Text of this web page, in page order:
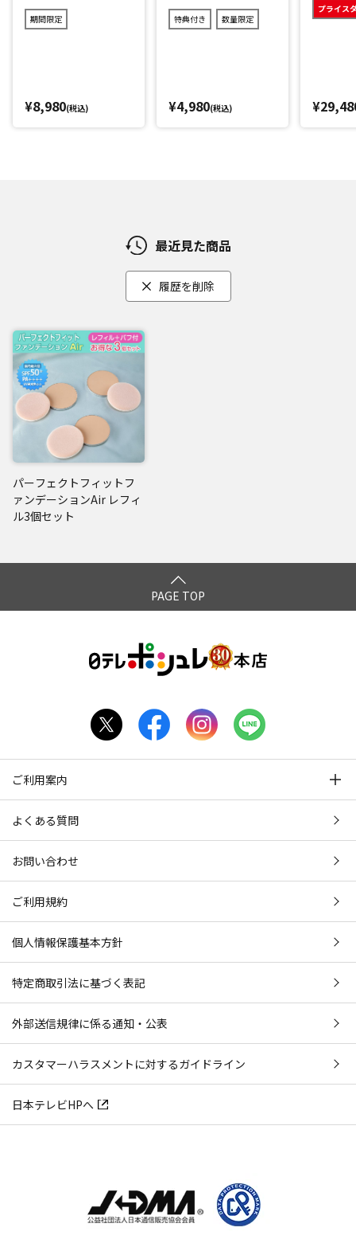
3種類のコラーゲン：
[配合成分]加水分解コラーゲン、サクシノイルアテロコラー
4種類のヒアルロン酸：
[配合成分]ヒアルロン酸アスコルビルプロピル、加水分解
ナノビタミンカプセル：
[配合成分]テトラヘキシルデカン酸アスコルビル／[配合目
的]皮膚コンディショニング剤(ハリ・ツヤ)
[配合成分]セレブロシド／[配合目的]皮膚コンディショニン
[配合成分]グリセリン／[配合目的]湿潤剤
[配合成分]ペンチレングリコール／[配合目的]保湿剤
期間限定
¥8,980(税込)
特典付き 数量限定
¥4,980(税込)
プライス
最近見た商品
履歴を削除
パーフェクトフィットフ
ァンデーションAir レフィ
ル3個セット
PAGE TOP
ご利用案内
よくある質問
お問い合わせ
ご利用規約
個人情報保護基本方針
特定商取引法に基づく表記
外部送信規律に係る通知・公表
カスタマーハラスメントに対するガイドライン
日本テレビHPへ